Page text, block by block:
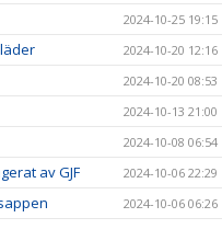
2024-10-25 19:15
2024-10-20 12:16
2024-10-20 08:53
2024-10-13 21:00
2024-10-08 06:54
av GJF 2024-10-06 22:29
2024-10-06 06:26